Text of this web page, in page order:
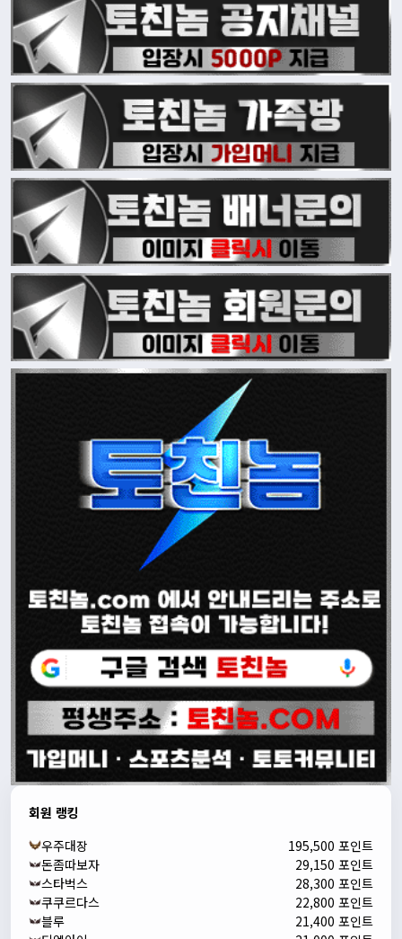
회원 랭킹
우주대장
195,500 포인트
돈좀따보자
29,150 포인트
스타벅스
28,300 포인트
쿠쿠르다스
22,800 포인트
블루
21,400 포인트